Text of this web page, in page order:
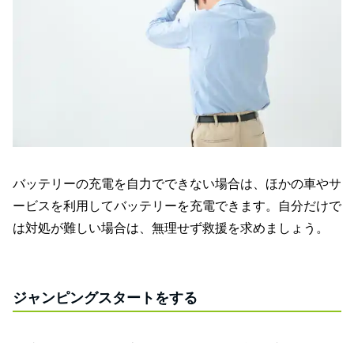
バッテリーの充電を自力でできない場合は、ほかの車やサ
ービスを利用してバッテリーを充電できます。自分だけで
は対処が難しい場合は、無理せず救援を求めましょう。
ジャンピングスタートをする